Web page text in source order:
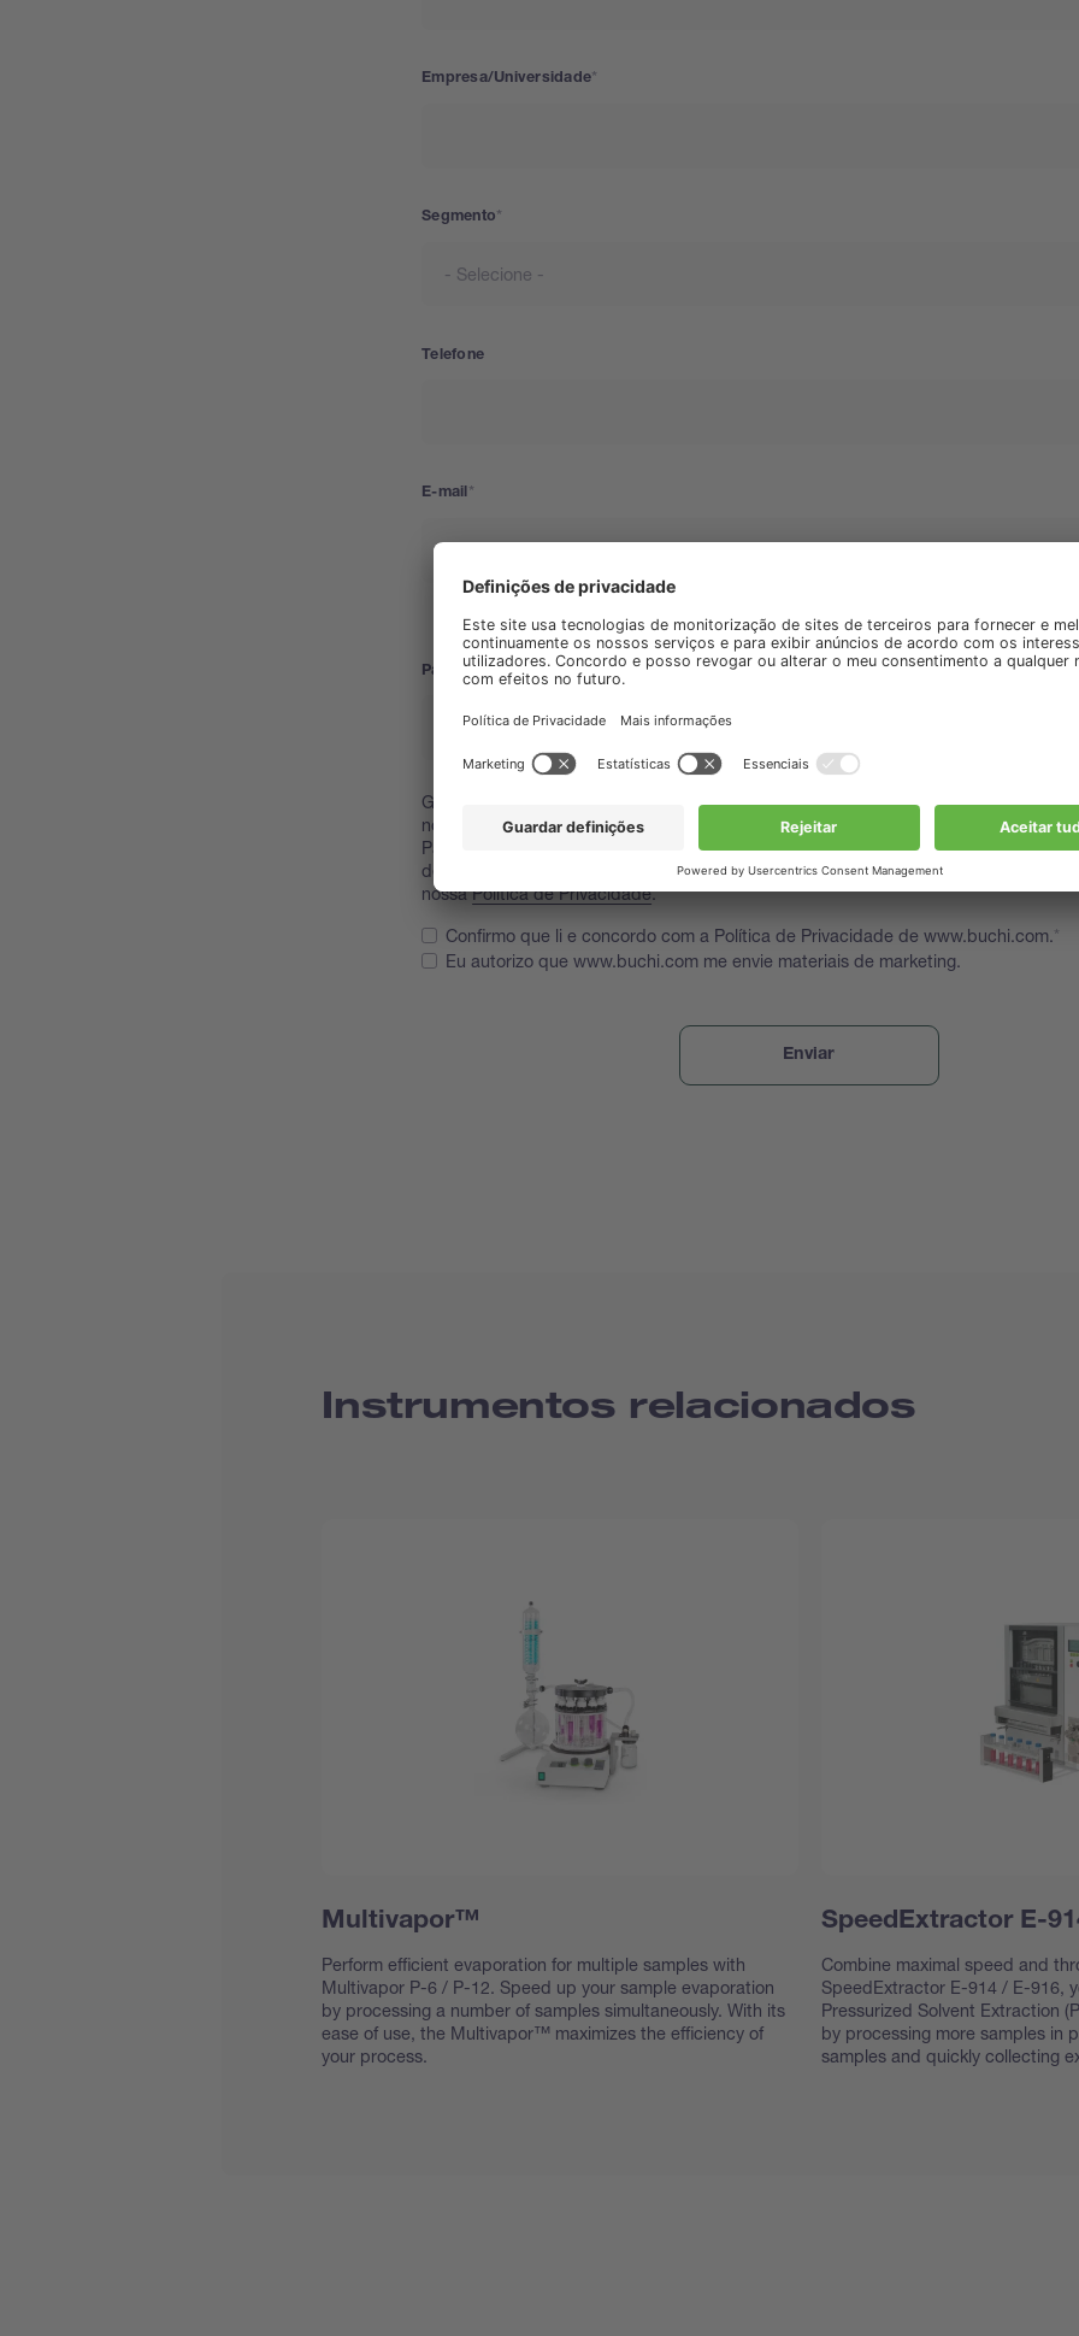
Empresa/Universidade
Segmento
Telefone
E-mail
País
País
Gostaríamos de enviar para você outras informações relevantes em breve como,
notas de aplicação, guias, webinars e convites para seminários, que podem ser do
Para isso, gostaríamos de solicitar sua autorização para permanecer em contato.
descobrir mais sobre seus direitos e como utilizamos e processamos seus dados
nossaPolítica de Privacidade.
Confirmo que li e concordo com a Política de Privacidade de www.buchi.com.
Eu autorizo que www.buchi.com me envie materiais de marketing.
Instrumentos relacionados
Multivapor™
Perform efficient evaporation for multiple samples with
Multivapor P-6 / P-12. Speed up your sample evaporation
by processing a number of samples simultaneously. With its
ease of use, the Multivapor™ maximizes the efficiency of
your process.
SpeedExtractor E-
Combine maximal speed and
SpeedExtractor E-914 / E-916,
Pressurized Solvent Extraction
by processing more samples in
samples and quickly collecting